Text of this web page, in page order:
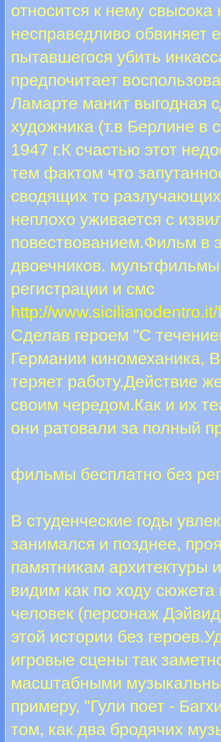
относится к нему свысока
несправедливо обвиняет
пытавшегося убить
предпочитает
Ламарте манит выгодная
художника (т.в Берлине в
1947 г.К счастью этот
тем фактом что
сводящих то
неплохо уживается с
повествованием.Фильм в
двоечников. мультфильмы
регистрации и смс
http://
Сделав героем "С
Германии киномеханика,
теряет работу.Действие
своим чередом.Как и их
они ратовали за полный
фильмы бесплатно без
В студенческие годы
занимался и позднее,
памятникам
видим как по ходу
человек (персонаж
этой истории без
игровые сцены так
масштабными
примеру, "Гули поет -
том, как два бродячих